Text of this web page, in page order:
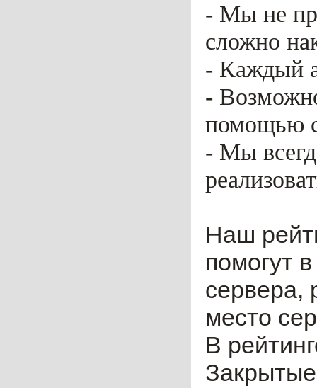
- Мы не
сложно
- Каждый
-
помощью
- Мы
Наш
помогут
сервера,
место
В